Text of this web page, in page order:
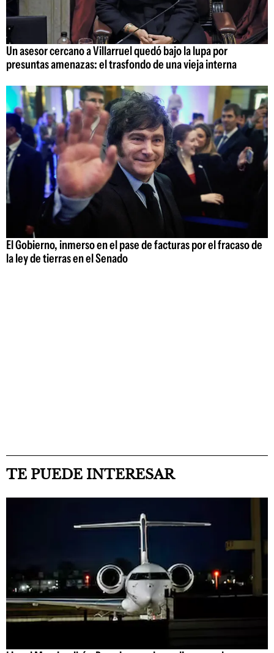
Un asesor cercano a Villarruel quedó bajo la lupa por
presuntas amenazas: el trasfondo de una vieja interna
El Gobierno, inmerso en el pase de facturas por el fracaso de
la ley de tierras en el Senado
TE PUEDE INTERESAR